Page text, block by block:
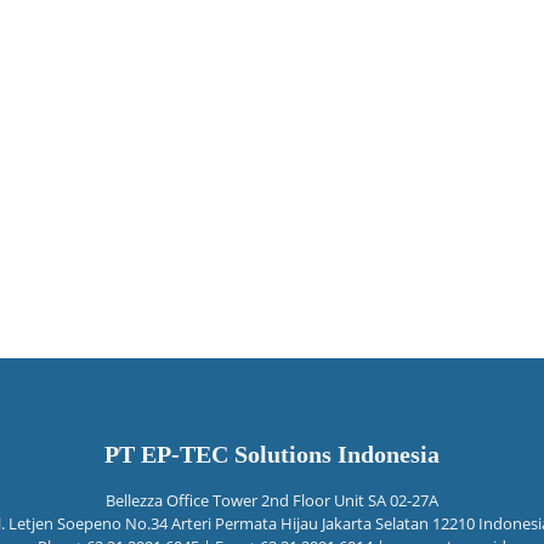
PT EP-TEC Solutions Indonesia
Bellezza Office Tower 2nd Floor Unit SA 02-27A
Letjen Soepeno No.34 Arteri Permata Hijau Jakarta Selatan 12210